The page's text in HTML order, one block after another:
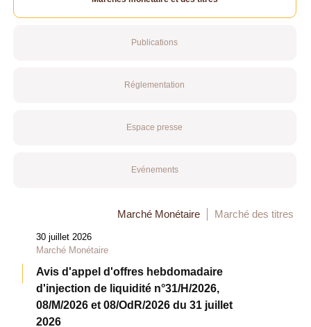
Publications
Réglementation
Espace presse
Evénements
Marché Monétaire Marché des titres
30 juillet 2026
Marché Monétaire
Avis d'appel d'offres hebdomadaire
d'injection de liquidité n°31/H/2026,
08/M/2026 et 08/OdR/2026 du 31 juillet
2026